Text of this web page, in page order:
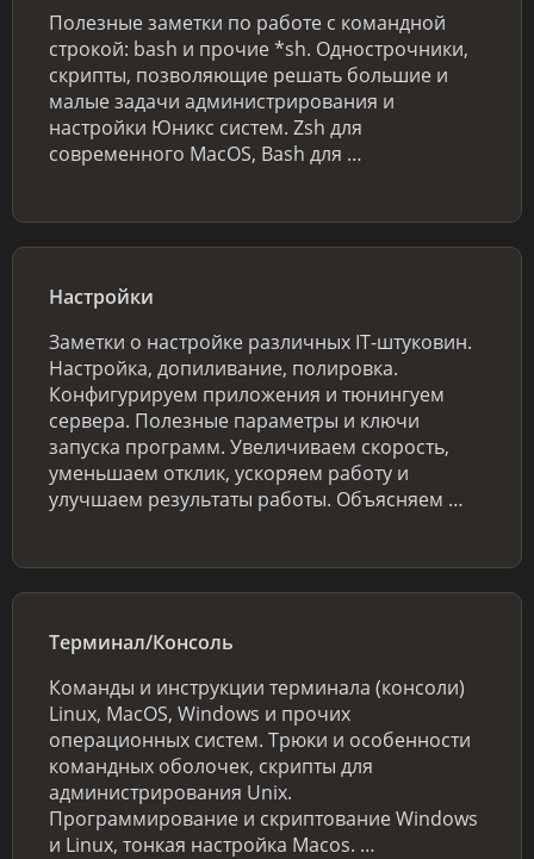
Полезные заметки по работе с командной
строкой: bash и прочие *sh. Однострочники,
скрипты, позволяющие решать большие и
малые задачи администрирования и
настройки Юникс систем. Zsh для
современного MacOS, Bash для …
Настройки
Заметки о настройке различных IT-штуковин.
Настройка, допиливание, полировка.
Конфигурируем приложения и тюнингуем
сервера. Полезные параметры и ключи
запуска программ. Увеличиваем скорость,
уменьшаем отклик, ускоряем работу и
улучшаем результаты работы. Объясняем …
Терминал/Консоль
Команды и инструкции терминала (консоли)
Linux, MacOS, Windows и прочих
операционных систем. Трюки и особенности
командных оболочек, скрипты для
администрирования Unix.
Программирование и скриптование Windows
и Linux, тонкая настройка Macos. …